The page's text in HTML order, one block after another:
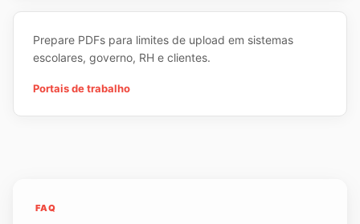
Prepare PDFs para limites de upload em sistemas
escolares, governo, RH e clientes.
Portais de trabalho
FAQ